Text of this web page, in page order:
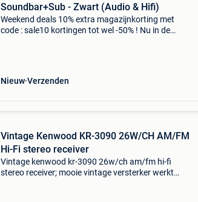
Soundbar+Sub - Zwart (Audio & Hifi)
Weekend deals 10% extra magazijnkorting met
code : sale10 kortingen tot wel -50% ! Nu in de
Nieuw Verzenden
Vintage Kenwood KR-3090 26W/CH AM/FM
Hi-Fi stereo receiver
Vintage kenwood kr-3090 26w/ch am/fm hi-fi
stereo receiver; mooie vintage versterker werkt